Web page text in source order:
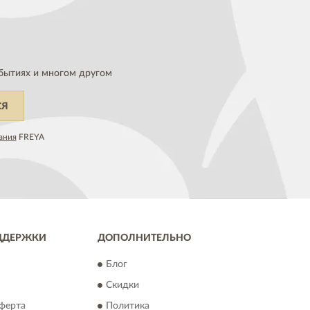
и многом другом
FREYA
ДОПОЛНИТЕЛЬНО
Блог
Скидки
Политика